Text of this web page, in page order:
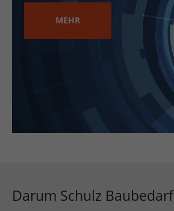
MEHR
Darum Schulz Baubedarf